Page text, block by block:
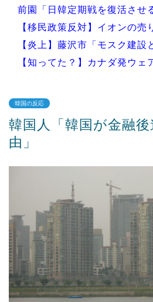
前園「日韓定期戦を復活させ
【移民政策反対】イオンの売
【炎上】藤沢市「モスク建設
【知ってた？】カナダ発ウェ
Powered by livedoor 相互RSS
韓国の反応
韓国人「韓国が金融
由」